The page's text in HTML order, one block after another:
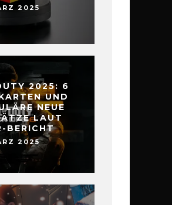
2025
2025: 6
UND
NEUE
LAUT
BERICHT
2025